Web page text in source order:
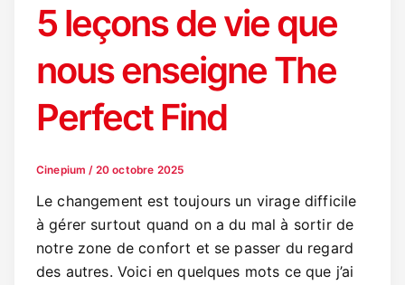
5 leçons de vie que
nous enseigne The
Perfect Find
Cinepium/ 20 octobre 2025
Le changement est toujours un virage difficile
à gérer surtout quand on a du mal à sortir de
notre zone de confort et se passer du regard
des autres. Voici en quelques mots ce que j’ai